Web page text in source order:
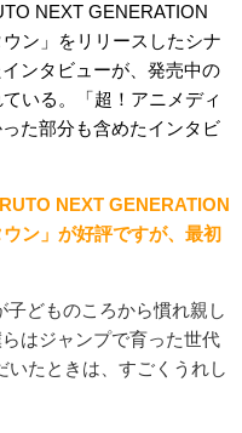
NEXT GENERATION
ン」をリリースしたシナ
ンタビューが、発売中の
いる。「超！アニメディ
た部分も含めたインタビ
NEXT GENERATION
ン」が好評ですが、最初
どものころから慣れ親し
はジャンプで育った世代
いたときは、すごくうれし